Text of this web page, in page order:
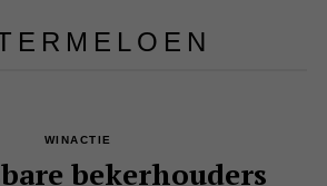
WINACTIE
bekerhouders